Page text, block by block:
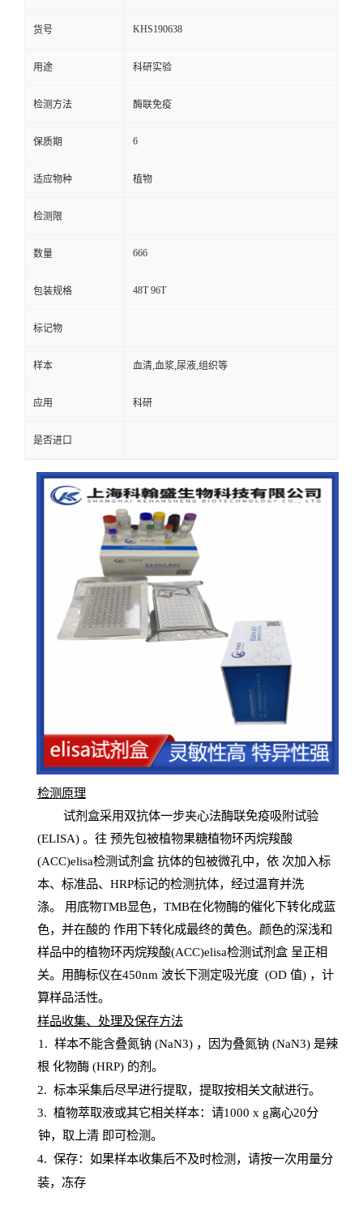
货号 KHS190638
用途 科研实验
检测方法 酶联免疫
保质期 6
适应物种 植物
检测限
数量 666
包装规格 48T 96T
标记物
样本 血清,血浆,尿液,组织等
应用 科研
是否进口
检测原理
试剂盒采用双抗体一步夹心法酶联免疫吸附试验
(ELISA) 。往 预先包被植物果糖植物环丙烷羧酸
(ACC)elisa检测试剂盒抗体的包被微孔中，依 次加入标
本、标准品、 HRP标记的检测抗体，经过温育并洗
涤。 用底物TMB显色， TMB在化物酶的催化下转化成蓝
色，并在酸的 作用下转化成最终的黄色。颜色的深浅和
样品中的植物环丙烷羧酸(ACC)elisa检测试剂盒呈正相
关。用酶标仪在450nm 波长下测定吸光度 (OD 值) ，计
算样品活性。
样品收集、处理及保存方法
1 . 样本不能含叠氮钠(NaN3) ，因为叠氮钠 (NaN3) 是辣
根 化物酶(HRP) 的剂。
2. 标本采集后尽早进行提取，提取按相关文献进行。
3. 植物萃取液或其它相关样本：请1000 x g离心20分
钟，取上清 即可检测。
4. 保存：如果样本收集后不及时检测，请按一次用量分
装，冻存